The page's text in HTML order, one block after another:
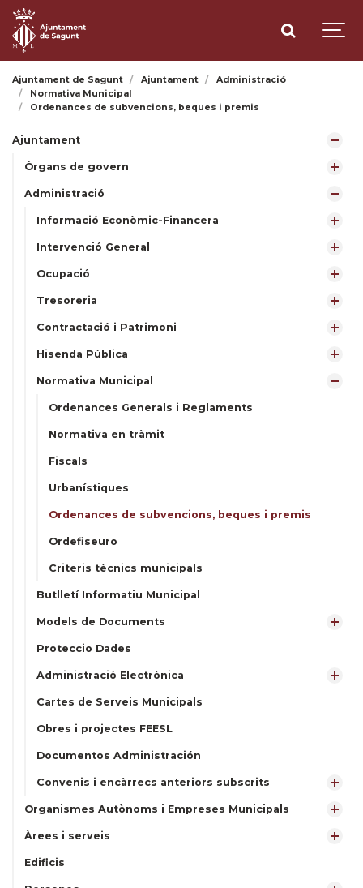
Ajuntament de Sagunt Ajuntament
Administració
Normativa Municipal
Ordenances de subvencions, beques i premis
Ajuntament
Òrgans de govern
Administració
Informació Econòmic-Financera
Intervenció General
Ocupació
Tresoreria
Contractació i Patrimoni
Hisenda Pública
Normativa Municipal
Ordenances Generals i Reglaments
Normativa en tràmit
Fiscals
Urbanístiques
Ordenances de subvencions, beques i premis
Ordefiseuro
Criteris tècnics municipals
Butlletí Informatiu Municipal
Models de Documents
Proteccio Dades
Administració Electrònica
Cartes de Serveis Municipals
Obres i projectes FEESL
Documentos Administración
Convenis i encàrrecs anteriors subscrits
Organismes Autònoms i Empreses Municipals
Àrees i serveis
Edificis